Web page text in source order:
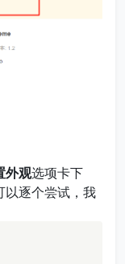
外观选项卡下
以逐个尝试，我